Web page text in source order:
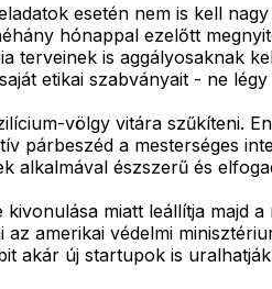
esetén nem is kell
hónappal ezelőtt
terveinek is aggályosaknak
etikai szabványait - ne
völgy vitára szűkíteni.
a mesterséges
észszerű és
miatt leállítja majd
amerikai védelmi
akár új startupok is